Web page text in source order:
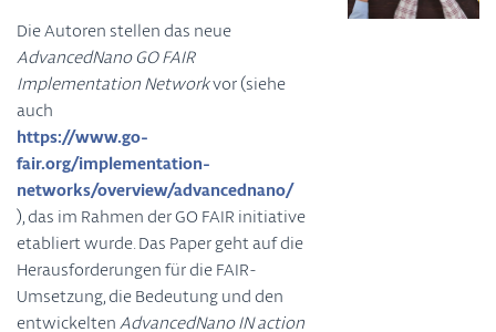
Die Autoren stellen das neue
AdvancedNano GO FAIR
Implementation Networkvor (siehe
auch
https://www.go-
fair.org/implementation-
networks/overview/advancednano/
), das im Rahmen der GO FAIR initiative
etabliert wurde. Das Paper geht auf die
Herausforderungen für die FAIR-
Umsetzung, die Bedeutung und den
entwickeltenAdvancedNano IN action